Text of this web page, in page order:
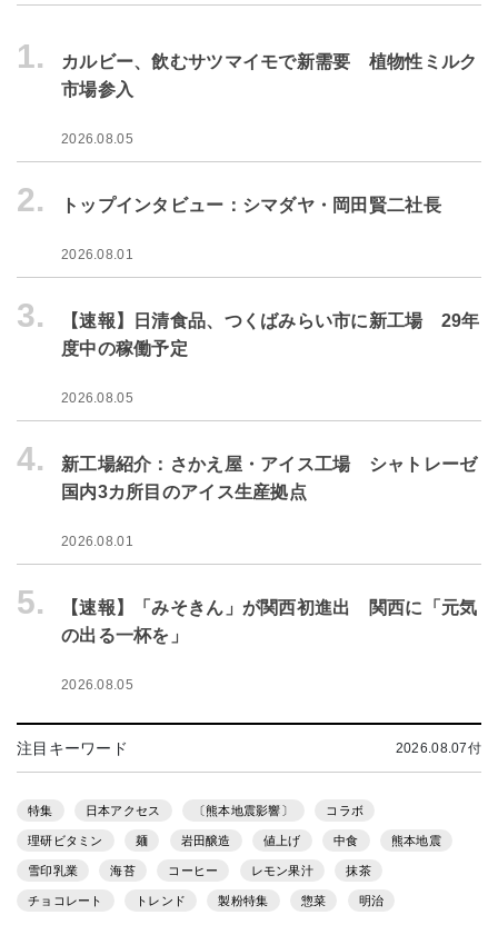
1.
カルビー、飲むサツマイモで新需要 植物性ミルク
市場参入
2026.08.05
2. トップインタビュー：シマダヤ・岡田賢二社長
2026.08.01
3.
【速報】日清食品、つくばみらい市に新工場 29年
度中の稼働予定
2026.08.05
4.
新工場紹介：さかえ屋・アイス工場 シャトレーゼ
国内3カ所目のアイス生産拠点
2026.08.01
5.
【速報】「みそきん」が関西初進出 関西に「元気
の出る一杯を」
2026.08.05
注目キーワード 2026.08.07付
特集 日本アクセス 〔熊本地震影響〕 コラボ
理研ビタミン 麺 岩田醸造 値上げ 中食 熊本地震
雪印乳業 海苔 コーヒー レモン果汁 抹茶
チョコレート トレンド 製粉特集 惣菜 明治